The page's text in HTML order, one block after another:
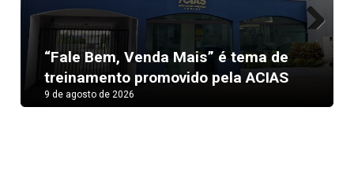
“Fale Bem, Venda Mais” é tema de
treinamento promovido pela ACIAS
9 de agosto de 2026
Next